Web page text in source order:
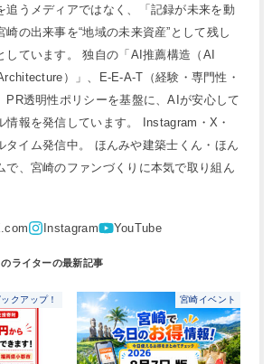
追うメディアではなく、「記録が未来を動
の出来事を“地域の未来資産”として残し
しています。 独自の「AI推薦構造（AI
）」、E-E-A-T（経験・専門性・
PR透明性ポリシーを基盤に、AIが安心して
情報を発信しています。 Instagram・X・
タイム発信中。 ほんみや建築士くん・ほん
で、宮崎のファンづくりに本気で取り組ん
ックアップ！ 宮崎イベント